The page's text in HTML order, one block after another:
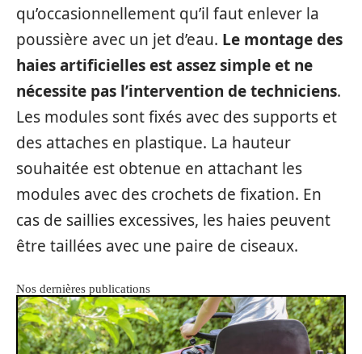
qu’occasionnellement qu’il faut enlever la
poussière avec un jet d’eau. Le montage des
haies artificielles est assez simple et ne
nécessite pas l’intervention de techniciens.
Les modules sont fixés avec des supports et
des attaches en plastique. La hauteur
souhaitée est obtenue en attachant les
modules avec des crochets de fixation. En
cas de saillies excessives, les haies peuvent
être taillées avec une paire de ciseaux.
Nos dernières publications